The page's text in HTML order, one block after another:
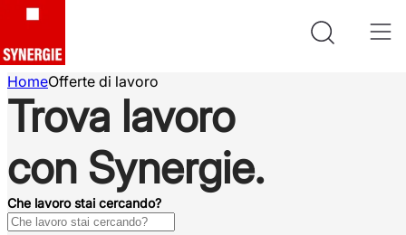
HomeOfferte di lavoro
Trova lavoro
con Synergie.
Che lavoro stai cercando?